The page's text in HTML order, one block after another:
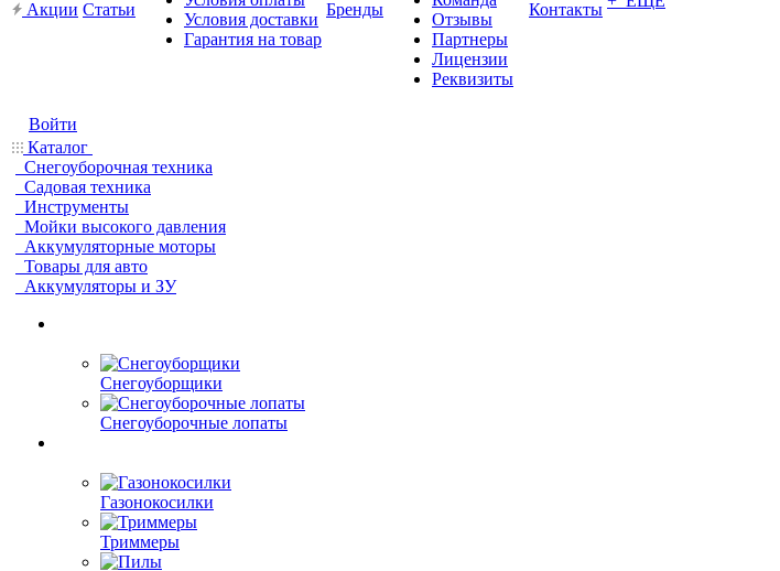
Акции Статьи
Условия доставки
Гарантия на товар
Бренды
Отзывы
Партнеры
Лицензии
Реквизиты
Контакты
Войти
Каталог
Снегоуборочная техника
Садовая техника
Инструменты
Мойки высокого давления
Аккумуляторные моторы
Товары для авто
Аккумуляторы и ЗУ
Снегоуборщики
Снегоуборочные лопаты
Газонокосилки
Триммеры